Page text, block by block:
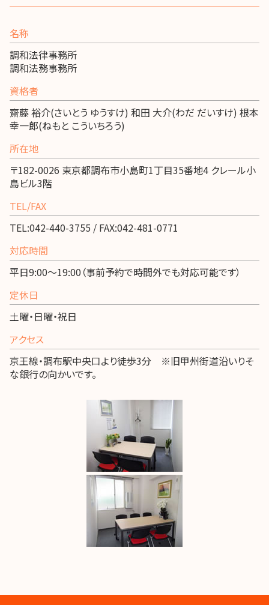
名称
調和法律事務所
調和法務事務所
資格者
齋藤 裕介(さいとう ゆうすけ) 和田 大介(わだ だいすけ) 根本
幸一郎(ねもと こういちろう)
所在地
〒182-0026 東京都調布市小島町1丁目35番地4 クレール小
島ビル3階
TEL/FAX
TEL:042-440-3755 / FAX:042-481-0771
対応時間
平日9:00～19:00（事前予約で時間外でも対応可能です）
定休日
土曜・日曜・祝日
アクセス
京王線・調布駅中央口より徒歩3分 ※旧甲州街道沿いりそ
な銀行の向かいです。